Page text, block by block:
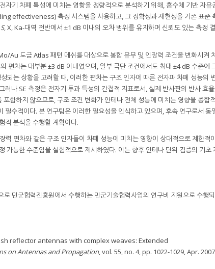
자기 차폐 특성에 미치는 영향을 정량적으로 분석하기 위해, 흡수체 기반 자유
effectiveness) 측정 시스템을 사용하고, 그 정확성과 재현성을 기존 표준
S, X, Ka-대역 전반에서 ±1 dB 이내의 오차 범위를 유지하며 신뢰도 있는 측정
Au 도금 Atlas 패턴 메쉬를 대상으로 봉합 유무 및 인장력 조건을 변화시켜
편차는 대부분 ±3 dB 이내였으며, 일부 극단 조건에서도 최대 ±4 dB 수준에
되는 상황을 고려할 때, 이러한 편차는 구조 인자에 따른 전자파 차폐 성능의
나 SE 측정은 전자기 투과 특성의 간접적 지표로서, 실제 반사판의 반사 효
함하지 않으므로, 구조 조건 변화가 안테나 전체 성능에 미치는 영향을 종합
수적이다. 본 연구팀은 이러한 필요성을 인식하고 있으며, 후속 연구로서 동
적 분석을 수행할 계획이다.
편차와 같은 구조 인자들이 차폐 성능에 미치는 영향이 상대적으로 제한적이
가능한 수준임을 실험적으로 제시하였다. 이는 향후 안테나 단위 검증의 기초
민군협력진흥원에서 수행하는 민군기술협력사업의 연구비 지원으로 수행
reflector antennas with complex weaves: Extended
on Antennas and Propagation, vol. 55, no. 4, pp. 1022-1029, Apr.